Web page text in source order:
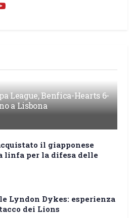
League, Benfica-Hearts 6-
a Lisbona
il giapponese
linfa per la difesa delle
Lyndon Dykes: esperienza
dei Lions